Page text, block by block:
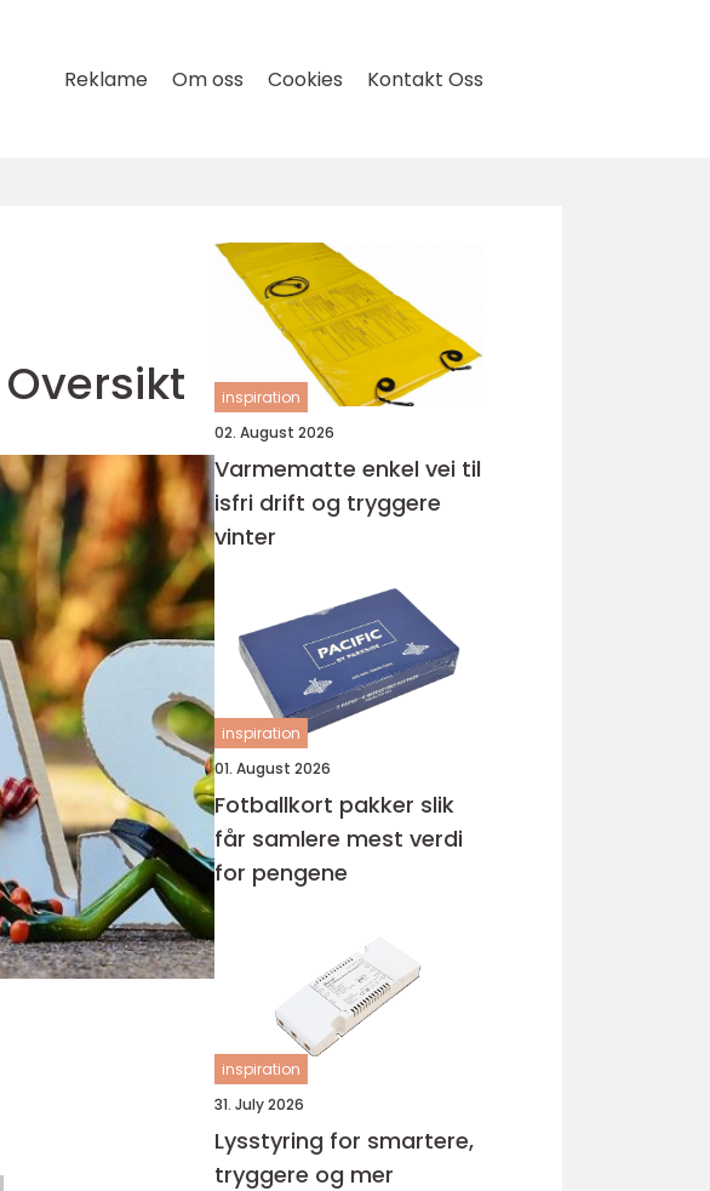
Reklame Om oss Cookies Kontakt Oss
inspiration
02. August 2026
Varmematte enkel vei til
isfri drift og tryggere
vinter
inspiration
01. August 2026
Fotballkort pakker slik
får samlere mest verdi
for pengene
inspiration
31. July 2026
Lysstyring for smartere,
tryggere og mer